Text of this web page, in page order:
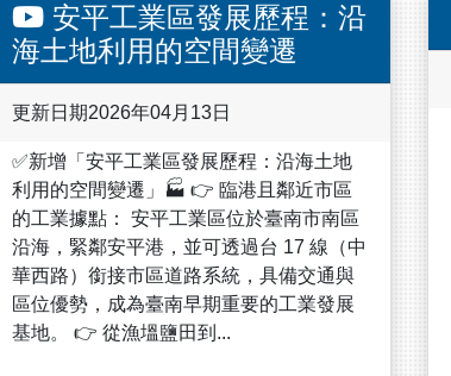
安平工業區發展歷程：沿
海土地利用的空間變遷
更新日期2026年04月13日
✅新增「安平工業區發展歷程：沿海土地
利用的空間變遷」🏭 👉 臨港且鄰近市區
的工業據點： 安平工業區位於臺南市南區
沿海，緊鄰安平港，並可透過台 17 線（中
華西路）銜接市區道路系統，具備交通與
區位優勢，成為臺南早期重要的工業發展
基地。 👉 從漁塭鹽田到...